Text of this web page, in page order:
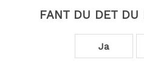
FANT DU DET DU
Ja